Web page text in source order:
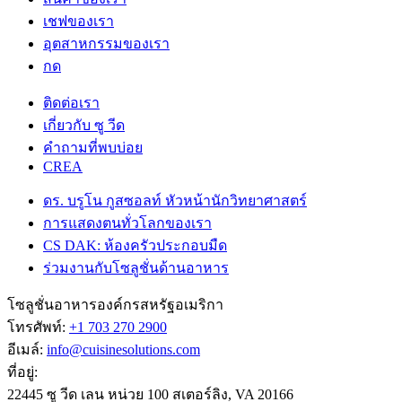
เชฟของเรา
อุตสาหกรรมของเรา
กด
ติดต่อเรา
เกี่ยวกับ ซู วีด
คําถามที่พบบ่อย
CREA
ดร. บรูโน กูสซอลท์ หัวหน้านักวิทยาศาสตร์
การแสดงตนทั่วโลกของเรา
CS DAK: ห้องครัวประกอบมืด
ร่วมงานกับโซลูชั่นด้านอาหาร
โซลูชั่นอาหารองค์กรสหรัฐอเมริกา
โทรศัพท์: +1 703 270 2900
อีเมล์: info@cuisinesolutions.com
ที่อยู่:
22445 ซู วีด เลน หน่วย 100 สเตอร์ลิง, VA 20166